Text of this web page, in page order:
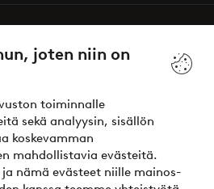
joten niin on
toiminnalle
sekä analyysin, sisällön
koskevamman
mahdollistavia evästeitä.
nämä evästeet niille mainos-